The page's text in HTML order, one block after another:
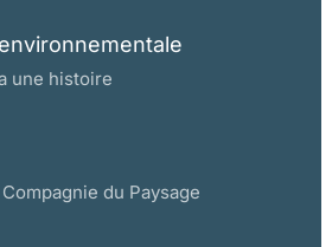
une histoire
du Paysage